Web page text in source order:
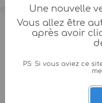
Une nouvelle
Vous allez être
après avoir
PS: Si vous aviez ce